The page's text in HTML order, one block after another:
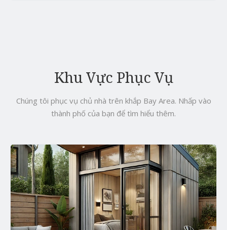
Khu Vực Phục Vụ
Chúng tôi phục vụ chủ nhà trên khắp Bay Area. Nhấp vào
thành phố của bạn để tìm hiểu thêm.